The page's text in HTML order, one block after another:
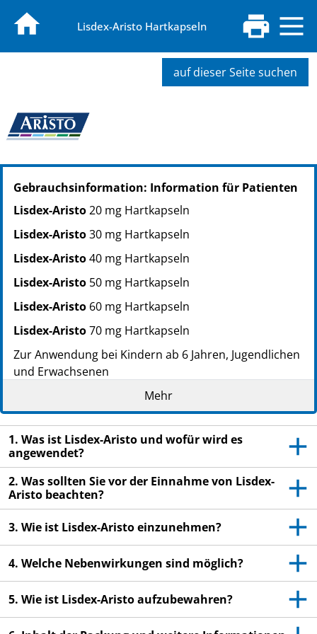
Lisdex-Aristo Hartkapseln
auf dieser Seite suchen
PZN: 18853281
PPN: 111885328187
Gebrauchsinformation: Information für Patienten
Lisdex-Aristo20 mg Hartkapseln
Lisdex-Aristo30 mg Hartkapseln
Lisdex-Aristo40 mg Hartkapseln
Lisdex-Aristo 50 mg Hartkapseln
Lisdex-Aristo 60 mg Hartkapseln
Lisdex-Aristo70 mg Hartkapseln
Zur Anwendung bei Kindern ab 6 Jahren, Jugendlichen
und Erwachsenen
Wirkstoff: Lisdexamfetamindimesilat
durch, bevor Sie mit der Einnahme dieses
Arzneimittels beginnen, denn sie enthält wichtige
Informationen.
Heben Sie die Packungsbeilage auf. Vielleicht
möchten Sie diese später nochmals lesen.
Wenn Sie weitere Fragen haben, wenden Sie sich
an Ihren Arzt oder Apotheker.
Dieses Arzneimittel wurde Ihnen persönlich
verschrieben. Geben Sie es nicht an Dritte weiter.
Es kann anderen Menschen schaden, auch wenn
diese die gleichen Beschwerden haben wie Sie.
Mehr
1. Was ist Lisdex-Aristo und wofür wird es
angewendet?
2. Was sollten Sie vor der Einnahme von Lisdex-
Aristo beachten?
3. Wie ist Lisdex-Aristo einzunehmen?
4. Welche Nebenwirkungen sind möglich?
5. Wie ist Lisdex-Aristo aufzubewahren?